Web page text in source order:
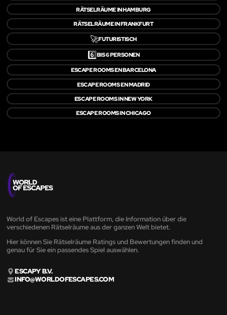
RÄTSELRÄUME IN HAMBURG
RÄTSELRÄUME IN FRANKFURT
🚀FUTURISTISCH
6️⃣BIS 6 PERSONEN
ESCAPE ROOMS EN BARCELONA
ESCAPE ROOMS EN MADRID
ESCAPE ROOMS IN NEW YORK
ESCAPE ROOMS IN CHICAGO
World of Escapes ist eine Plattform, die Information über die
verschiedenen Rätselräume aus der ganzen Welt bietet.
Hier können Sie Rätselräume Ratings und Bewertungen finden und
genau für Sie ein passendes Spiel auswählen.
ESCAPY B.V.
INFO@WORLDOFESCAPES.COM